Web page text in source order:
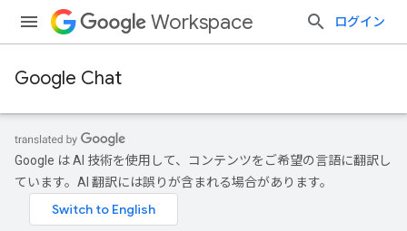
Workspace ログイン
Google Chat
Google は AI 技術を使用して、コンテンツをご希望の言語に翻訳し
ています。AI 翻訳には誤りが含まれる場合があります。